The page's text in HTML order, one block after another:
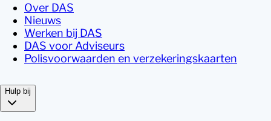
Over DAS
Nieuws
Werken bij DAS
DAS voor Adviseurs
Polisvoorwaarden en verzekeringskaarten
Hulp bij